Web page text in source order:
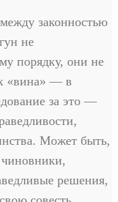
законностью
не
порядку, они не
«вина» — в
за это —
Может быть,
чиновники,
решения,